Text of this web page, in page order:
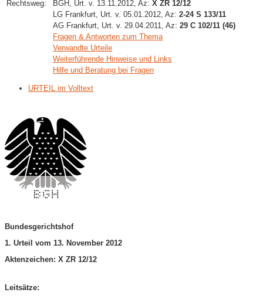
Rechtsweg:
BGH, Urt. v. 13.11.2012, Az: X ZR 12/12
LG Frankfurt, Urt. v. 05.01.2012, Az: 2-24 S 133/11
AG Frankfurt, Urt. v. 29.04.2011, Az: 29 C 102/11 (46)
Fragen & Antworten zum Thema
Verwandte Urteile
Weiterführende Hinweise und Links
Hilfe und Beratung bei Fragen
URTEIL im Volltext
Bundesgerichtshof
1. Urteil vom 13. November 2012
Aktenzeichen: X ZR 12/12
Leitsätze: